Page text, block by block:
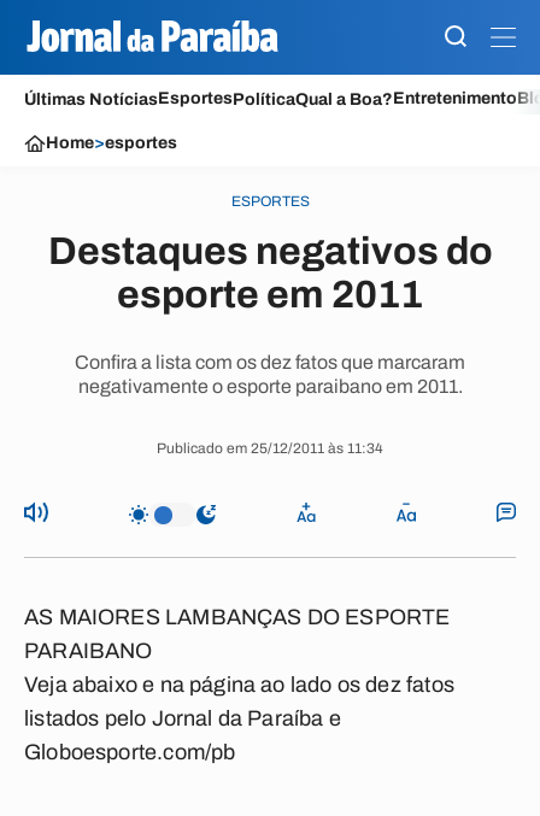
Últimas NotíciasEsportesPolíticaQual a Boa?Entretenimento
Home>esportes
ESPORTES
Destaques negativos do
esporte em 2011
Confira a lista com os dez fatos que marcaram
negativamente o esporte paraibano em 2011.
Publicado em 25/12/2011 às 11:34
AS MAIORES LAMBANÇAS DO ESPORTE
PARAIBANO
Veja abaixo e na página ao lado os dez fatos
listados pelo Jornal da Paraíba e
Globoesporte.com/pb